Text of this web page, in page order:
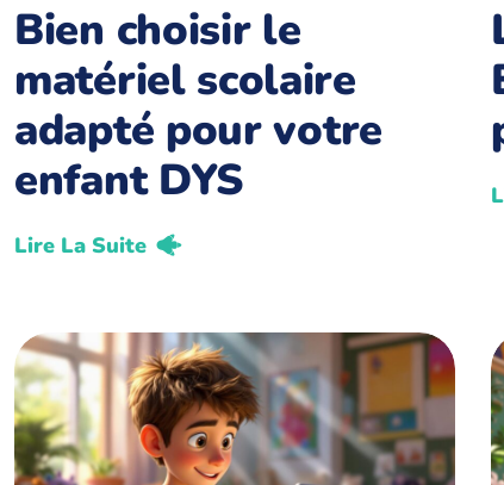
Bien choisir le
matériel scolaire
adapté pour votre
enfant DYS
Lire La Suite